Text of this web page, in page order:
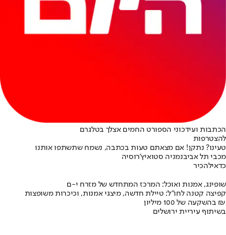
הכתבות ועידכוני הספורט החמים אצלך בטלגרם
להצטרפות
טעינו? נתקן! אם מצאתם טעות בכתבה, נשמח שתשתפו אותנו
מכבי תל אביבנמניה סטואיץ'רוסיה
כדאילהכיר
שופינג, אמנות ואוכל: המרכז המתחדש של מזרח י-ם
קפיצה קטנה לחו"ל: טיילת חדשה, מיצגי אמנות, וכיכרות משופצות
בהשקעה של 100 מיליון ₪
בשיתוף עיריית ירושלים